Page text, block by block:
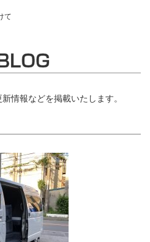
て
情報などを掲載いたします。